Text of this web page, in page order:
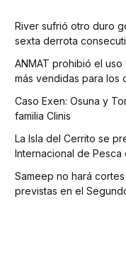
River sufrió otro duro
sexta derrota
ANMAT prohibió el
más vendidas para los
Caso Exen: Osuna y
familia Clinis
La Isla del Cerrito se
Internacional de Pesca
Sameep no hará
previstas en el